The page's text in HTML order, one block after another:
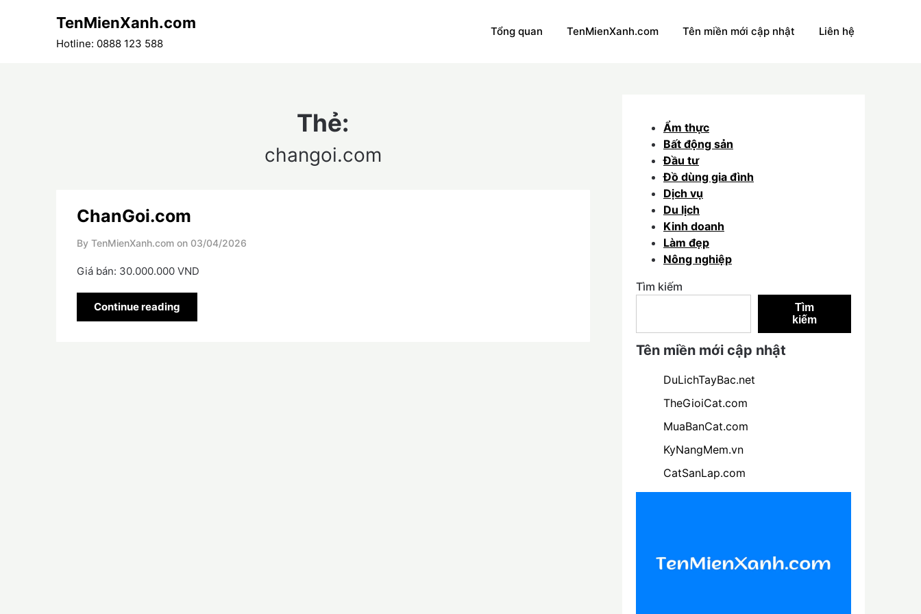
TenMienXanh.com
Hotline: 0888 123 588
Tổng quan TenMienXanh.com Tên miền mới cập nhật Liên hệ
Thẻ:
changoi.com
ChanGoi.com
By TenMienXanh.com on 03/04/2026
Giá bán: 30.000.000 VND
Continue reading
Ẩm thực
Bất động sản
Đầu tư
Đồ dùng gia đình
Dịch vụ
Du lịch
Kinh doanh
Làm đẹp
Nông nghiệp
Tìm kiếm
Tìm
kiếm
Tên miền mới cập nhật
DuLichTayBac.net
TheGioiCat.com
MuaBanCat.com
KyNangMem.vn
CatSanLap.com